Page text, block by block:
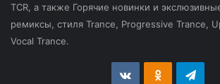
TCR, а также Горячие новинки и
ремиксы, стиля Trance, Progressive Trance,
Vocal Trance.
vk.com